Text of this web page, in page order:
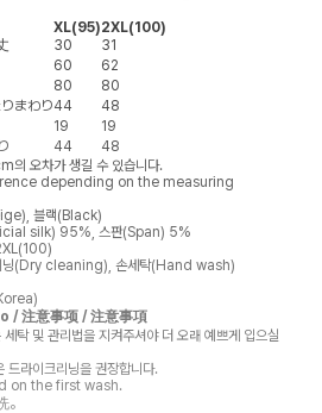
XL(95)2XL(100)
30
31
60
62
80
80
まわり44
48
19
19
44
48
의 오차가 생길 수 있습니다.
depending on the measuring
블랙(Black)
silk) 95%, 스판(Span) 5%
닝(Dry cleaning), 손세탁(Hand wash)
/ 注意事项 / 注意事項
탁 및 관리법을 지켜주셔야 더 오래 예쁘게 입으실
드라이크리닝을 권장합니다.
on the first wash.